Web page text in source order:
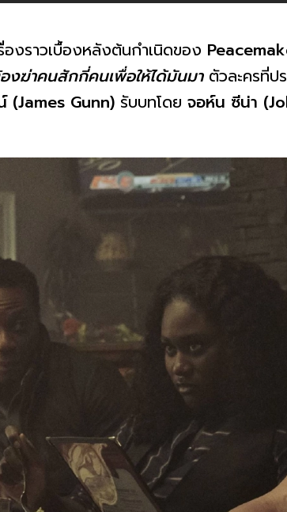
รื่องราวเบื้องหลังต้นกำเนิดของ
งฆ่าคนสักกี่คนเพื่อให้ได้มันมาตัวละครที่ป
(James Gunn) รับบทโดย จอห์น ซีน่า